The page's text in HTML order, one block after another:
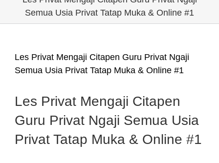
Semua Usia Privat Tatap Muka & Online #1
Les Privat Mengaji Citapen Guru Privat Ngaji
Semua Usia Privat Tatap Muka & Online #1
Les Privat Mengaji Citapen
Guru Privat Ngaji Semua Usia
Privat Tatap Muka & Online #1